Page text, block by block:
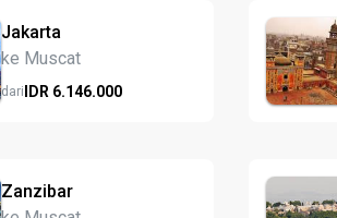
Jakarta
ke Muscat
dariIDR 6.146.000
Zanzibar